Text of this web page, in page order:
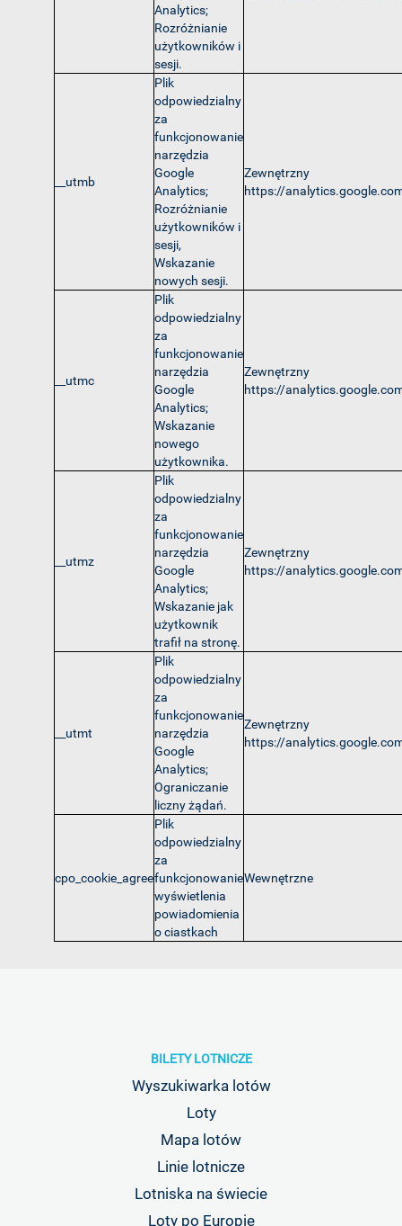
Analytics;
Rozróżnianie
użytkowników i
sesji.
__utmb
Plik
odpowiedzialny
za
funkcjonowanie
narzędzia
Google
Analytics;
Rozróżnianie
użytkowników i
sesji,
Wskazanie
nowych sesji.
Zewnętrzny
https://
__utmc
Plik
odpowiedzialny
za
funkcjonowanie
narzędzia
Google
Analytics;
Wskazanie
nowego
użytkownika.
Zewnętrzny
https://
__utmz
Plik
odpowiedzialny
za
funkcjonowanie
narzędzia
Google
Analytics;
Wskazanie jak
użytkownik
trafił na stronę.
Zewnętrzny
https://
__utmt
Plik
odpowiedzialny
za
funkcjonowanie
narzędzia
Google
Analytics;
Ograniczanie
liczny żądań.
Zewnętrzny
https://
cpo_cookie_agree
Plik
odpowiedzialny
za
funkcjonowanie
wyświetlenia
powiadomienia
o ciastkach
Wewnętrzne
BILETY LOTNICZE
Wyszukiwarka lotów
Loty
Mapa lotów
Linie lotnicze
Lotniska na świecie
Loty po Europie